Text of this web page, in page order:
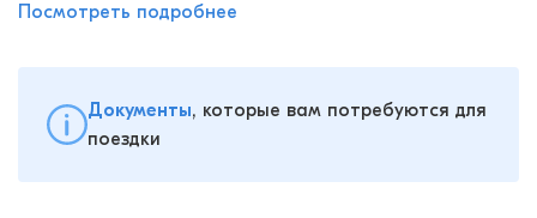
Посмотреть подробнее
Документы, которые вам потребуются для
поездки